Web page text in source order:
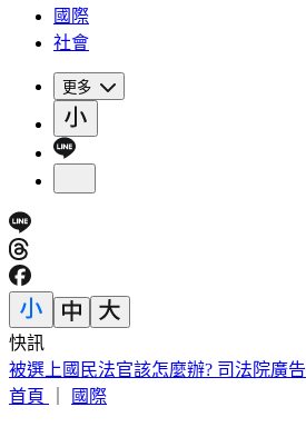
國際
社會
更多
快訊
被選上國民法官該怎麼辦? 司法院廣告
首頁
國際